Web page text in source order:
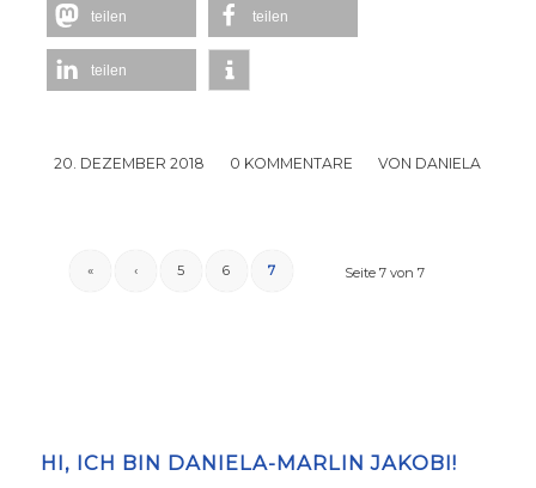
teilen teilen
teilen
20. DEZEMBER 2018
/ 0 KOMMENTARE
/ VON DANIELA
Seite 7 von 7
« ‹ 5 6 7
HI, ICH BIN DANIELA-MARLIN JAKOBI!